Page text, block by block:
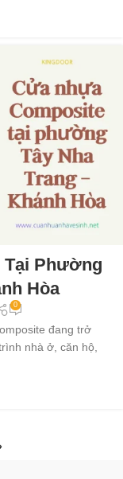
Tại Phường
Hòa
0
đang trở
nhà ở, căn hộ,